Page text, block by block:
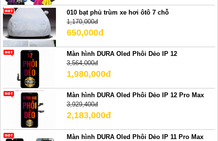
010 bạt phủ trùm xe hơi ôtô 7 chỗ
1,170,000đ
650,000đ
Màn hình DURA Oled Phôi Dẻo IP 12
3,564,000đ
1,980,000đ
Màn hình DURA Oled Phôi Dẻo IP 12 Pro Max
3,929,400đ
2,183,000đ
Màn hình DURA Oled Phôi Dẻo IP 11 Pro Max